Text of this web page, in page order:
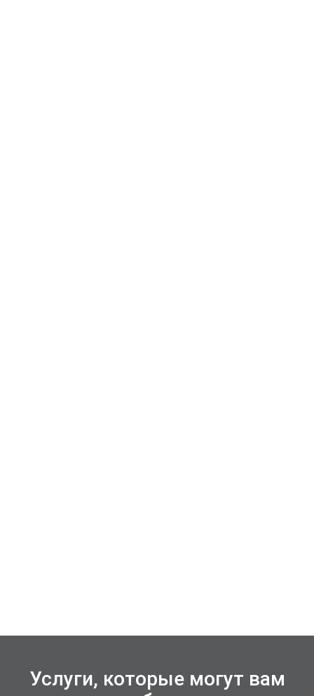
Услуги, которые могут вам